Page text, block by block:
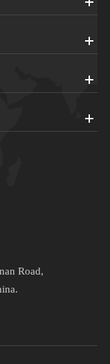
Road,